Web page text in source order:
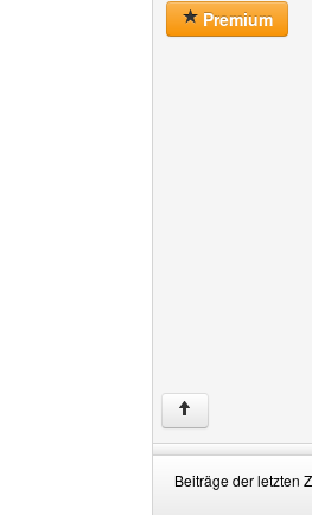
Premium
↑
Beiträge der letzten